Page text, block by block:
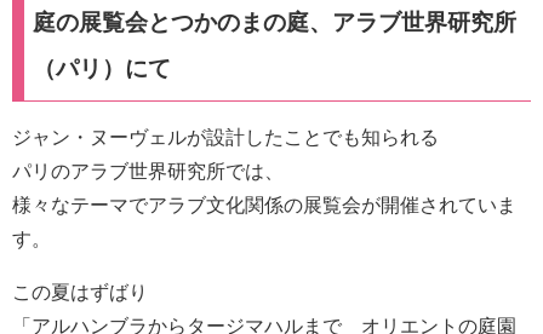
庭の展覧会とつかのまの庭、アラブ世界研究所
（パリ）にて
ジャン・ヌーヴェルが設計したことでも知られる
パリのアラブ世界研究所では、
様々なテーマでアラブ文化関係の展覧会が開催されていま
す。
この夏はずばり
「アルハンブラからタージマハルまで オリエントの庭園